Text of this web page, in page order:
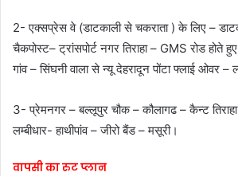
2- एक्सप्रेस वे (डाटकाली से चकराता ) के लिए –
चैकपोस्ट– ट्रांसपोर्ट नगर तिराहा – GMS रोड होते
गांव – सिंघनी वाला से न्यू देहरादून पोंटा फ्लाई ओवर –
3- प्रेमनगर – बल्लूपुर चौक – कौलागढ – कैन्ट तिराहा
लम्बीधार- हाथीपांव – जीरो बैंड – मसूरी।
वापसी का रुट प्लान